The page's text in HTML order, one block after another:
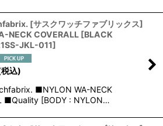
[サスクワッチファブリックス]
NECK COVERALL [BLACK
JKL-011]
込)
■NYLON WA-NECK
■Quality [BODY : NYLON…